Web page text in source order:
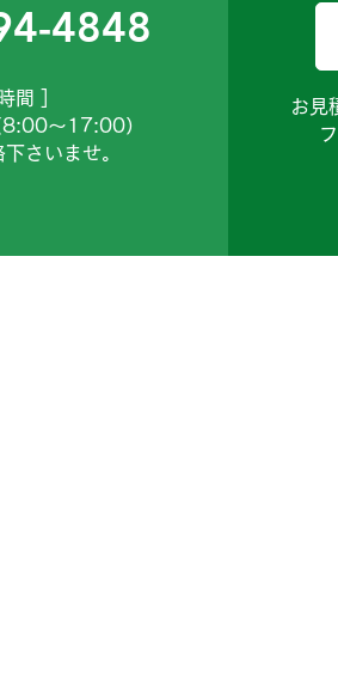
4848
間 ］
8:00～17:00）
さいませ。
お見